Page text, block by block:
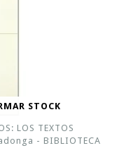
STOCK
LOS TEXTOS
- BIBLIOTECA